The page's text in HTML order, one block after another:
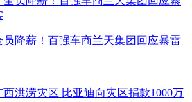
降薪！百强车商兰天集团回应暴雷